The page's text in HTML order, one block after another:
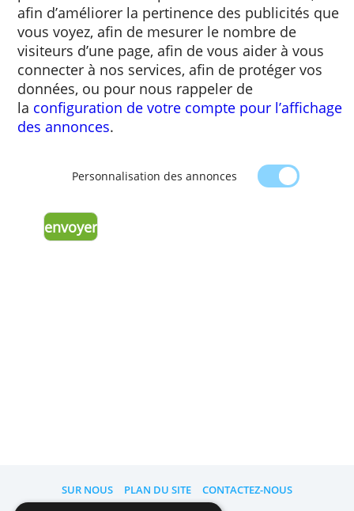
Nous utilisons des cookies pour de
finalités. Par exemple, nous y avons recours
pour mémoriser vos paramètres
afin d’améliorer la pertinence des
vous voyez, afin de mesurer le nombre de
visiteurs d’une page, afin de vous aider à
données, ou pour nous rappeler de
des annonces